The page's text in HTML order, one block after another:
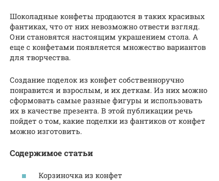
Шоколадные конфеты продаются в таких красивых
фантиках, что от них невозможно отвести взгляд.
Они становятся настоящим украшением стола. А
еще с конфетами появляется множество вариантов
для творчества.
Создание поделок из конфет собственноручно
понравится и взрослым, и их деткам. Из них можно
сформовать самые разные фигуры и использовать
их в качестве презента. В этой публикации речь
пойдет о том, какие поделки из фантиков от конфет
можно изготовить.
Содержимое статьи
Корзиночка из конфет